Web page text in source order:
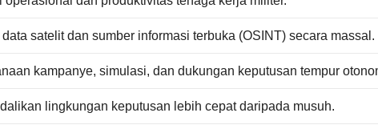
satelit dan sumber informasi terbuka (OSINT) secara massal.
kampanye, simulasi, dan dukungan keputusan tempur
lingkungan keputusan lebih cepat daripada musuh.